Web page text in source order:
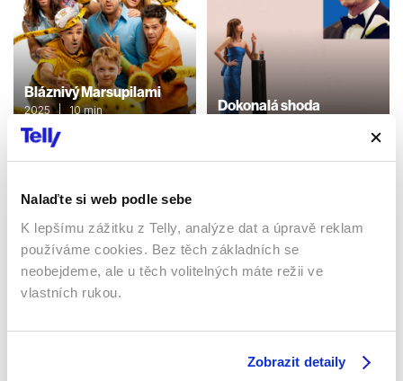
Nalaďte si web podle sebe
K lepšímu zážitku z Telly, analýze dat a úpravě reklam
používáme cookies. Bez těch základních se
neobejdeme, ale u těch volitelných máte režii ve
vlastních rukou.
Zobrazit detaily
Bláznivý Marsupilami
2025 | 10 min
Filmy / Dobrodružné /
Komedie
Dokonalá shoda
Sledujte kdekoliv až na 6 zařízeních
Sledovat internetovou televizi jde odkudkoliv
po celé EU, a to až na 6 zařízeních.